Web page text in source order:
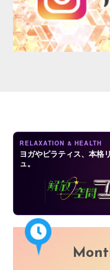
RELAXATION & HEALTH
ヨガやピラティス、本格
ュ。